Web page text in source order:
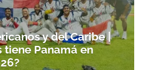
y del Caribe |
tiene Panamá en